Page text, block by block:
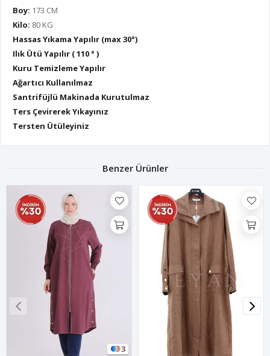
Boy: 173 CM
Kilo: 80 KG
Hassas Yıkama Yapılır (max 30°)
Ilık Ütü Yapılır ( 110 ° )
Kuru Temizleme Yapılır
Ağartıcı Kullanılmaz
Santrifüjlü Makinada Kurutulmaz
Ters Çevirerek Yıkayınız
Tersten Ütüleyiniz
Benzer Ürünler
3